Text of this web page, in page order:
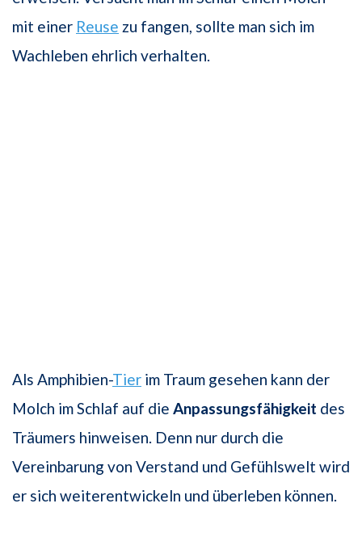
mit einer Reuse zu fangen, sollte man sich im
Wachleben ehrlich verhalten.
Als Amphibien-Tier im Traum gesehen kann der
Molch im Schlaf auf die Anpassungsfähigkeit des
Träumers hinweisen. Denn nur durch die
Vereinbarung von Verstand und Gefühlswelt wird
er sich weiterentwickeln und überleben können.